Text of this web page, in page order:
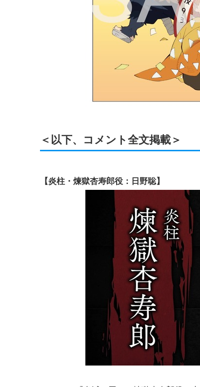
＜以下、コメント全文掲載＞
【炎柱・煉獄杏寿郎役：日野聡】